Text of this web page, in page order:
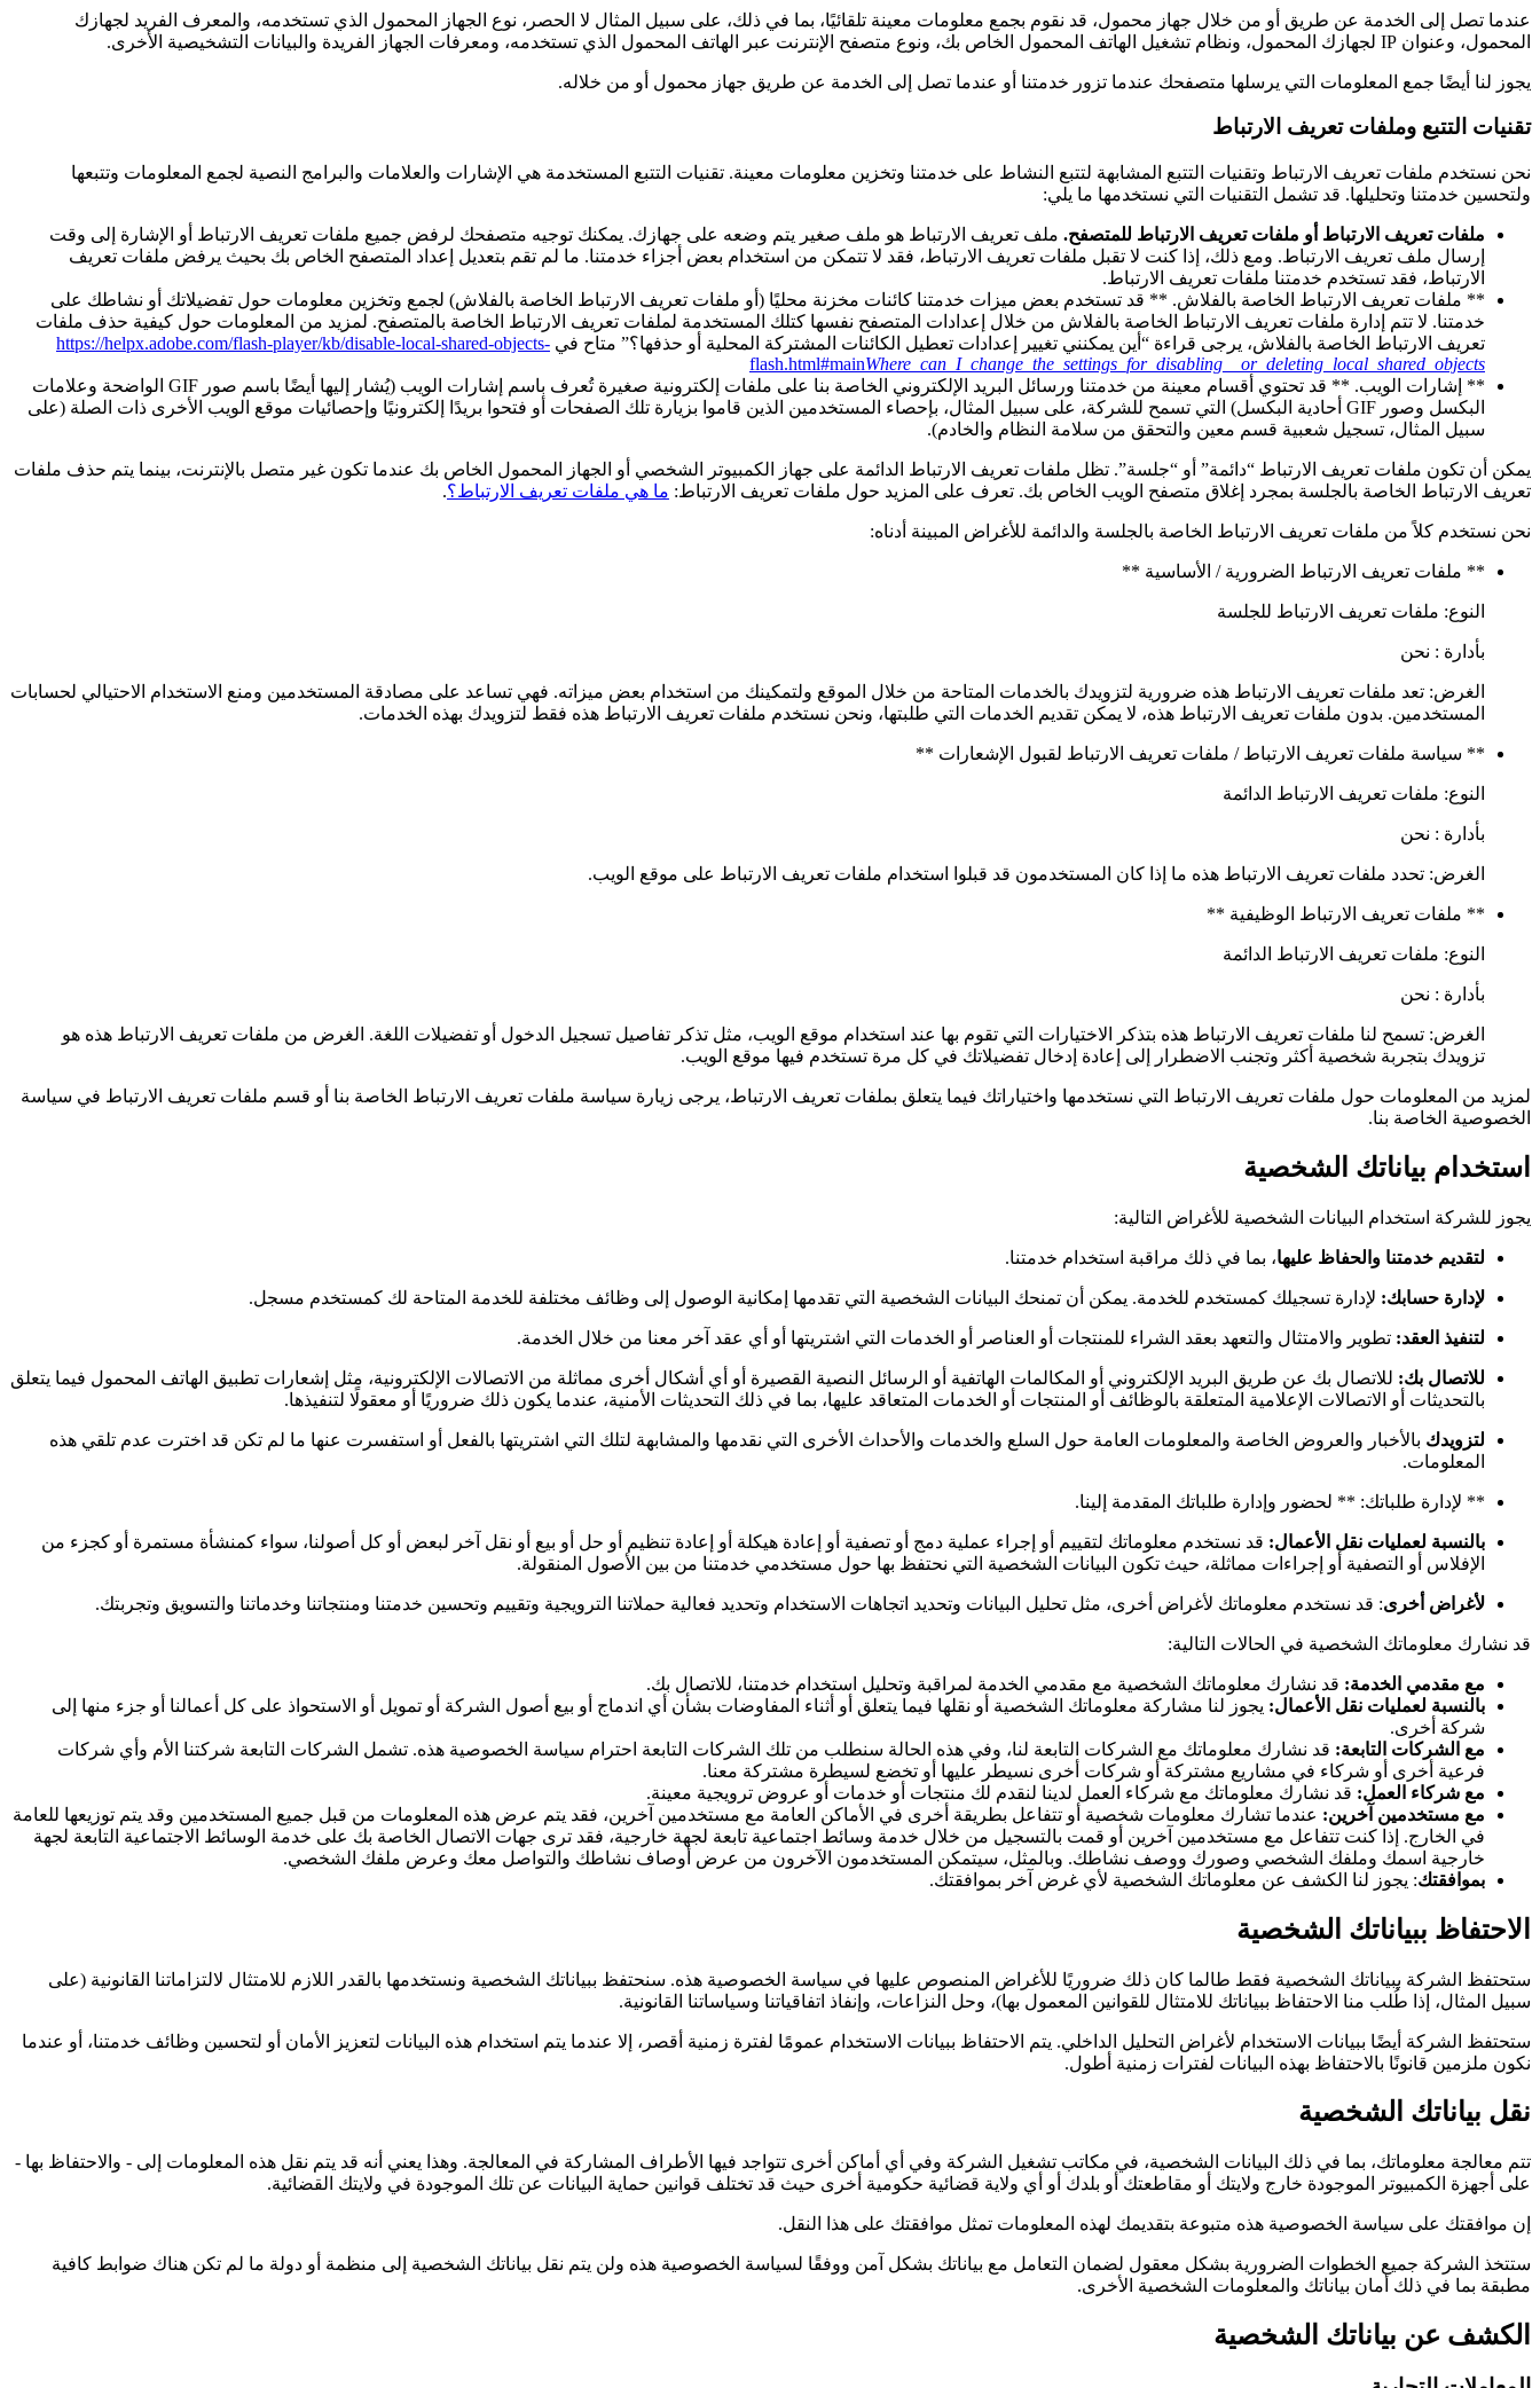
عندما تصل إلى الخدمة عن طريق أو من خلال جهاز محمول، قد نقوم بجمع معلومات معينة تلقائيًا، بما في ذلك، على سبيل المثال لا الحصر، نوع الجهاز المحمول الذي تستخدمه، والمعرف الفريد لجهازك
المحمول، وعنوان IP لجهازك المحمول، ونظام تشغيل الهاتف المحمول الخاص بك، ونوع متصفح الإنترنت عبر الهاتف المحمول الذي تستخدمه، ومعرفات الجهاز الفريدة والبيانات التشخيصية الأخرى.
يجوز لنا أيضًا جمع المعلومات التي يرسلها متصفحك عندما تزور خدمتنا أو عندما تصل إلى الخدمة عن طريق جهاز محمول أو من خلاله.
تقنيات التتبع وملفات تعريف الارتباط
نحن نستخدم ملفات تعريف الارتباط وتقنيات التتبع المشابهة لتتبع النشاط على خدمتنا وتخزين معلومات معينة. تقنيات التتبع المستخدمة هي الإشارات والعلامات والبرامج النصية لجمع المعلومات وتتبعها
ولتحسين خدمتنا وتحليلها. قد تشمل التقنيات التي نستخدمها ما يلي:
ملفات تعريف الارتباط أو ملفات تعريف الارتباط للمتصفح. ملف تعريف الارتباط هو ملف صغير يتم وضعه على جهازك. يمكنك توجيه متصفحك لرفض جميع ملفات تعريف الارتباط أو الإشارة إلى وقت
إرسال ملف تعريف الارتباط. ومع ذلك، إذا كنت لا تقبل ملفات تعريف الارتباط، فقد لا تتمكن من استخدام بعض أجزاء خدمتنا. ما لم تقم بتعديل إعداد المتصفح الخاص بك بحيث يرفض ملفات تعريف
الارتباط، فقد تستخدم خدمتنا ملفات تعريف الارتباط.
** ملفات تعريف الارتباط الخاصة بالفلاش. ** قد تستخدم بعض ميزات خدمتنا كائنات مخزنة محليًا (أو ملفات تعريف الارتباط الخاصة بالفلاش) لجمع وتخزين معلومات حول تفضيلاتك أو نشاطك على
خدمتنا. لا تتم إدارة ملفات تعريف الارتباط الخاصة بالفلاش من خلال إعدادات المتصفح نفسها كتلك المستخدمة لملفات تعريف الارتباط الخاصة بالمتصفح. لمزيد من المعلومات حول كيفية حذف ملفات
تعريف الارتباط الخاصة بالفلاش، يرجى قراءة “أين يمكنني تغيير إعدادات تعطيل الكائنات المشتركة المحلية أو حذفها؟” متاح في https://helpx.adobe.com/flash-player/kb/disable-local-shared-objects-
flash.html#mainWhere_can_I_change_the_settings_for_disabling__or_deleting_local_shared_objects
** إشارات الويب. ** قد تحتوي أقسام معينة من خدمتنا ورسائل البريد الإلكتروني الخاصة بنا على ملفات إلكترونية صغيرة تُعرف باسم إشارات الويب (يُشار إليها أيضًا باسم صور GIF الواضحة وعلامات
البكسل وصور GIF أحادية البكسل) التي تسمح للشركة، على سبيل المثال، بإحصاء المستخدمين الذين قاموا بزيارة تلك الصفحات أو فتحوا بريدًا إلكترونيًا وإحصائيات موقع الويب الأخرى ذات الصلة (على
سبيل المثال، تسجيل شعبية قسم معين والتحقق من سلامة النظام والخادم).
يمكن أن تكون ملفات تعريف الارتباط “دائمة” أو “جلسة”. تظل ملفات تعريف الارتباط الدائمة على جهاز الكمبيوتر الشخصي أو الجهاز المحمول الخاص بك عندما تكون غير متصل بالإنترنت، بينما يتم حذف ملفات
تعريف الارتباط الخاصة بالجلسة بمجرد إغلاق متصفح الويب الخاص بك. تعرف على المزيد حول ملفات تعريف الارتباط: ما هي ملفات تعريف الارتباط؟.
نحن نستخدم كلاً من ملفات تعريف الارتباط الخاصة بالجلسة والدائمة للأغراض المبينة أدناه:
** ملفات تعريف الارتباط الضرورية / الأساسية **
النوع: ملفات تعريف الارتباط للجلسة
بأدارة : نحن
الغرض: تعد ملفات تعريف الارتباط هذه ضرورية لتزويدك بالخدمات المتاحة من خلال الموقع ولتمكينك من استخدام بعض ميزاته. فهي تساعد على مصادقة المستخدمين ومنع الاستخدام الاحتيالي لحسابات
المستخدمين. بدون ملفات تعريف الارتباط هذه، لا يمكن تقديم الخدمات التي طلبتها، ونحن نستخدم ملفات تعريف الارتباط هذه فقط لتزويدك بهذه الخدمات.
** سياسة ملفات تعريف الارتباط / ملفات تعريف الارتباط لقبول الإشعارات **
النوع: ملفات تعريف الارتباط الدائمة
بأدارة : نحن
الغرض: تحدد ملفات تعريف الارتباط هذه ما إذا كان المستخدمون قد قبلوا استخدام ملفات تعريف الارتباط على موقع الويب.
** ملفات تعريف الارتباط الوظيفية **
النوع: ملفات تعريف الارتباط الدائمة
بأدارة : نحن
الغرض: تسمح لنا ملفات تعريف الارتباط هذه بتذكر الاختيارات التي تقوم بها عند استخدام موقع الويب، مثل تذكر تفاصيل تسجيل الدخول أو تفضيلات اللغة. الغرض من ملفات تعريف الارتباط هذه هو
تزويدك بتجربة شخصية أكثر وتجنب الاضطرار إلى إعادة إدخال تفضيلاتك في كل مرة تستخدم فيها موقع الويب.
لمزيد من المعلومات حول ملفات تعريف الارتباط التي نستخدمها واختياراتك فيما يتعلق بملفات تعريف الارتباط، يرجى زيارة سياسة ملفات تعريف الارتباط الخاصة بنا أو قسم ملفات تعريف الارتباط في سياسة
الخصوصية الخاصة بنا.
استخدام بياناتك الشخصية
يجوز للشركة استخدام البيانات الشخصية للأغراض التالية:
لتقديم خدمتنا والحفاظ عليها، بما في ذلك مراقبة استخدام خدمتنا.
لإدارة حسابك: لإدارة تسجيلك كمستخدم للخدمة. يمكن أن تمنحك البيانات الشخصية التي تقدمها إمكانية الوصول إلى وظائف مختلفة للخدمة المتاحة لك كمستخدم مسجل.
لتنفيذ العقد: تطوير والامتثال والتعهد بعقد الشراء للمنتجات أو العناصر أو الخدمات التي اشتريتها أو أي عقد آخر معنا من خلال الخدمة.
للاتصال بك: للاتصال بك عن طريق البريد الإلكتروني أو المكالمات الهاتفية أو الرسائل النصية القصيرة أو أي أشكال أخرى مماثلة من الاتصالات الإلكترونية، مثل إشعارات تطبيق الهاتف المحمول فيما يتعلق
بالتحديثات أو الاتصالات الإعلامية المتعلقة بالوظائف أو المنتجات أو الخدمات المتعاقد عليها، بما في ذلك التحديثات الأمنية، عندما يكون ذلك ضروريًا أو معقولًا لتنفيذها.
لتزويدك بالأخبار والعروض الخاصة والمعلومات العامة حول السلع والخدمات والأحداث الأخرى التي نقدمها والمشابهة لتلك التي اشتريتها بالفعل أو استفسرت عنها ما لم تكن قد اخترت عدم تلقي هذه
المعلومات.
** لإدارة طلباتك: ** لحضور وإدارة طلباتك المقدمة إلينا.
بالنسبة لعمليات نقل الأعمال: قد نستخدم معلوماتك لتقييم أو إجراء عملية دمج أو تصفية أو إعادة هيكلة أو إعادة تنظيم أو حل أو بيع أو نقل آخر لبعض أو كل أصولنا، سواء كمنشأة مستمرة أو كجزء من
الإفلاس أو التصفية أو إجراءات مماثلة، حيث تكون البيانات الشخصية التي نحتفظ بها حول مستخدمي خدمتنا من بين الأصول المنقولة.
لأغراض أخرى: قد نستخدم معلوماتك لأغراض أخرى، مثل تحليل البيانات وتحديد اتجاهات الاستخدام وتحديد فعالية حملاتنا الترويجية وتقييم وتحسين خدمتنا ومنتجاتنا وخدماتنا والتسويق وتجربتك.
قد نشارك معلوماتك الشخصية في الحالات التالية:
مع مقدمي الخدمة: قد نشارك معلوماتك الشخصية مع مقدمي الخدمة لمراقبة وتحليل استخدام خدمتنا، للاتصال بك.
بالنسبة لعمليات نقل الأعمال: يجوز لنا مشاركة معلوماتك الشخصية أو نقلها فيما يتعلق أو أثناء المفاوضات بشأن أي اندماج أو بيع أصول الشركة أو تمويل أو الاستحواذ على كل أعمالنا أو جزء منها إلى
شركة أخرى.
مع الشركات التابعة: قد نشارك معلوماتك مع الشركات التابعة لنا، وفي هذه الحالة سنطلب من تلك الشركات التابعة احترام سياسة الخصوصية هذه. تشمل الشركات التابعة شركتنا الأم وأي شركات
فرعية أخرى أو شركاء في مشاريع مشتركة أو شركات أخرى نسيطر عليها أو تخضع لسيطرة مشتركة معنا.
مع شركاء العمل: قد نشارك معلوماتك مع شركاء العمل لدينا لنقدم لك منتجات أو خدمات أو عروض ترويجية معينة.
مع مستخدمين آخرين: عندما تشارك معلومات شخصية أو تتفاعل بطريقة أخرى في الأماكن العامة مع مستخدمين آخرين، فقد يتم عرض هذه المعلومات من قبل جميع المستخدمين وقد يتم توزيعها للعامة
في الخارج. إذا كنت تتفاعل مع مستخدمين آخرين أو قمت بالتسجيل من خلال خدمة وسائط اجتماعية تابعة لجهة خارجية، فقد ترى جهات الاتصال الخاصة بك على خدمة الوسائط الاجتماعية التابعة لجهة
خارجية اسمك وملفك الشخصي وصورك ووصف نشاطك. وبالمثل، سيتمكن المستخدمون الآخرون من عرض أوصاف نشاطك والتواصل معك وعرض ملفك الشخصي.
بموافقتك: يجوز لنا الكشف عن معلوماتك الشخصية لأي غرض آخر بموافقتك.
الاحتفاظ ببياناتك الشخصية
ستحتفظ الشركة ببياناتك الشخصية فقط طالما كان ذلك ضروريًا للأغراض المنصوص عليها في سياسة الخصوصية هذه. سنحتفظ ببياناتك الشخصية ونستخدمها بالقدر اللازم للامتثال لالتزاماتنا القانونية (على
سبيل المثال، إذا طُلب منا الاحتفاظ ببياناتك للامتثال للقوانين المعمول بها)، وحل النزاعات، وإنفاذ اتفاقياتنا وسياساتنا القانونية.
ستحتفظ الشركة أيضًا ببيانات الاستخدام لأغراض التحليل الداخلي. يتم الاحتفاظ ببيانات الاستخدام عمومًا لفترة زمنية أقصر، إلا عندما يتم استخدام هذه البيانات لتعزيز الأمان أو لتحسين وظائف خدمتنا، أو عندما
نكون ملزمين قانونًا بالاحتفاظ بهذه البيانات لفترات زمنية أطول.
نقل بياناتك الشخصية
تتم معالجة معلوماتك، بما في ذلك البيانات الشخصية، في مكاتب تشغيل الشركة وفي أي أماكن أخرى تتواجد فيها الأطراف المشاركة في المعالجة. وهذا يعني أنه قد يتم نقل هذه المعلومات إلى - والاحتفاظ بها -
على أجهزة الكمبيوتر الموجودة خارج ولايتك أو مقاطعتك أو بلدك أو أي ولاية قضائية حكومية أخرى حيث قد تختلف قوانين حماية البيانات عن تلك الموجودة في ولايتك القضائية.
إن موافقتك على سياسة الخصوصية هذه متبوعة بتقديمك لهذه المعلومات تمثل موافقتك على هذا النقل.
ستتخذ الشركة جميع الخطوات الضرورية بشكل معقول لضمان التعامل مع بياناتك بشكل آمن ووفقًا لسياسة الخصوصية هذه ولن يتم نقل بياناتك الشخصية إلى منظمة أو دولة ما لم تكن هناك ضوابط كافية
مطبقة بما في ذلك أمان بياناتك والمعلومات الشخصية الأخرى.
الكشف عن بياناتك الشخصية